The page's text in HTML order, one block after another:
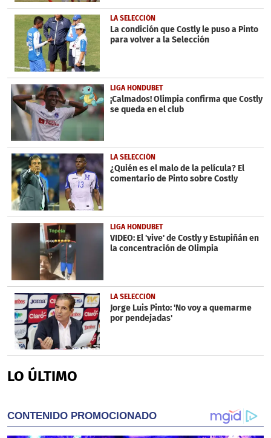
LA SELECCIÓN
La condición que Costly le puso a Pinto
para volver a la Selección
LIGA HONDUBET
¡Calmados! Olimpia confirma que Costly
se queda en el club
LA SELECCIÓN
¿Quién es el malo de la película? El
comentario de Pinto sobre Costly
LIGA HONDUBET
VIDEO: El 'vive' de Costly y Estupiñán en
la concentración de Olimpia
LA SELECCIÓN
Jorge Luis Pinto: 'No voy a quemarme
por pendejadas'
LO ÚLTIMO